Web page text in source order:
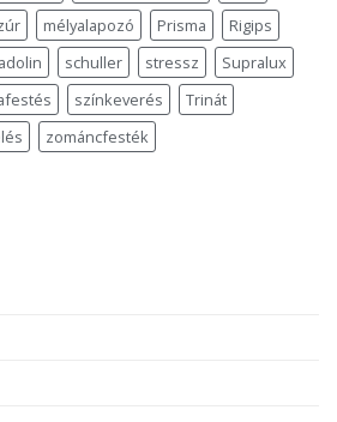
mélyalapozó Prisma
Rigips
schuller stressz
Supralux
színkeverés
Trinát
zománcfesték